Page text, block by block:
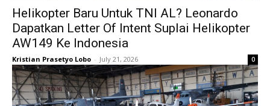
Helikopter Baru Untuk TNI AL? Leonardo
Dapatkan Letter Of Intent Suplai Helikopter
AW149 Ke Indonesia
Kristian Prasetyo Lobo - July 21, 2026 0